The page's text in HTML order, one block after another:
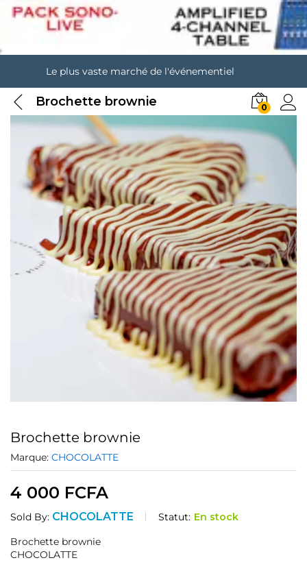
Le plus vaste marché de l'événementiel
Brochette brownie 0
Brochette brownie
Marque: CHOCOLATTE
4 000 FCFA
Sold By: CHOCOLATTE Statut: En stock
Brochette brownie
CHOCOLATTE